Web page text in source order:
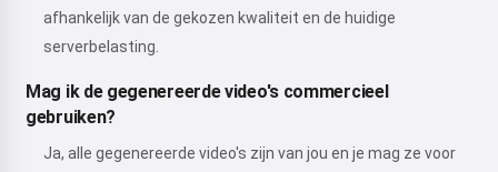
afhankelijk van de gekozen kwaliteit en de huidige
serverbelasting.
Mag ik de gegenereerde video's commercieel
gebruiken?
Ja, alle gegenereerde video's zijn van jou en je mag ze voor